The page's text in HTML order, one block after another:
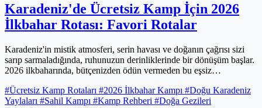
Karadeniz'de Ücretsiz Kamp İçin 2026
İlkbahar Rotası: Favori Rotalar
Karadeniz'in mistik atmosferi, serin havası ve doğanın çağrısı sizi
sarıp sarmaladığında, ruhunuzun derinliklerinde bir dönüşüm başlar.
2026 ilkbaharında, bütçenizden ödün vermeden bu eşsiz
dersiniz? Yüksek yaylaların sisli doruklarından, Karadeniz sahilinin
gizli koylarında ormanla denizin buluştuğu noktalara kadar, size özel
#Ücretsiz Kamp Rotaları #2026 İlkbahar Kampı #Doğu Karadeniz
Yaylaları #Sahil Kampı #Kamp Rehberi #Doğa Gezileri